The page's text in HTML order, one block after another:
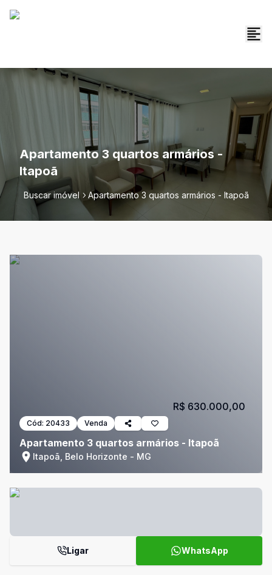
Apartamento 3 quartos armários -
Itapoã
Buscar imóvel Apartamento 3 quartos armários - Itapoã
Cód: 20433 Venda
Apartamento 3 quartos armários - Itapoã
Itapoã, Belo Horizonte - MG
R$ 630.000,00
Ligar WhatsApp